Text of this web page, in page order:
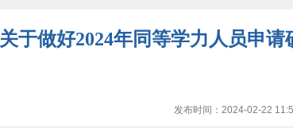
关于做好2024年同等学力人员申
发布时间：2024-02-22